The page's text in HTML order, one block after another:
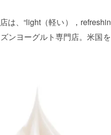
は、“light（軽い），
ンヨーグルト専門店。米国